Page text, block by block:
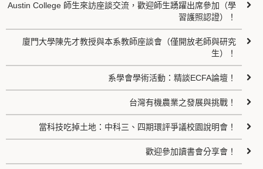
Austin College 師生來訪座談交流，歡迎師生踴躍出席參加（學
習護照認證）！
廈門大學陳先才教授與本系教師座談會（僅開放老師與研究
生）！
系學會學術活動：精談ECFA論壇！
台灣有機農業之發展與挑戰！
當科技吃掉土地：中科三、四期環評爭議校園說明會！
歡迎參加讀書會分享會！